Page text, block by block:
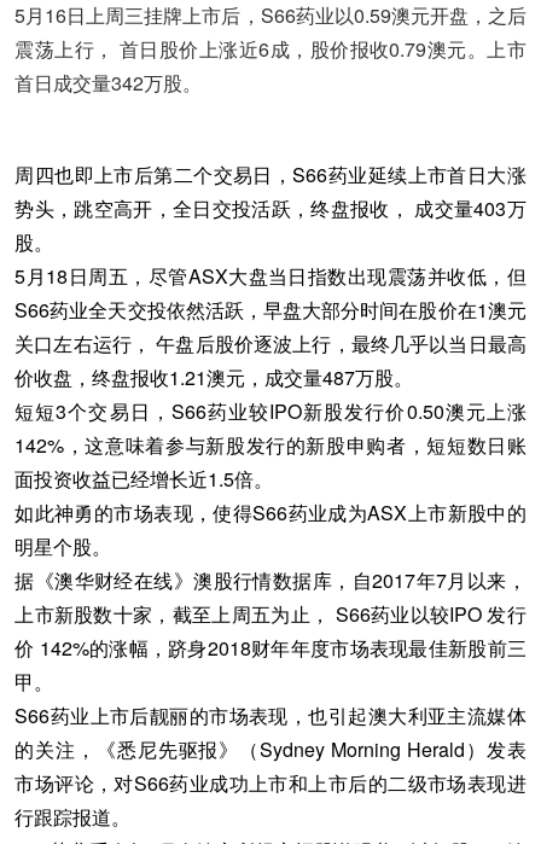
5月16日上周三挂牌上市后，S66药业以0.59澳元开盘，之后
震荡上行， 首日股价上涨近6成，股价报收0.79澳元。上市
首日成交量342万股。
周四也即上市后第二个交易日，S66药业延续上市首日大涨
势头，跳空高开，全日交投活跃，终盘报收， 成交量403万
股。
5月18日周五，尽管ASX大盘当日指数出现震荡并收低，但
S66药业全天交投依然活跃，早盘大部分时间在股价在1澳元
关口左右运行， 午盘后股价逐波上行，最终几乎以当日最高
价收盘，终盘报收1.21澳元，成交量487万股。
短短3个交易日，S66药业较IPO新股发行价0.50澳元上涨
142%，这意味着参与新股发行的新股申购者，短短数日账
面投资收益已经增长近1.5倍。
如此神勇的市场表现，使得S66药业成为ASX上市新股中的
明星个股。
据《澳华财经在线》澳股行情数据库，自2017年7月以来，
上市新股数十家，截至上周五为止， S66药业以较IPO 发行
价 142%的涨幅，跻身2018财年年度市场表现最佳新股前三
甲。
S66药业上市后靓丽的市场表现，也引起澳大利亚主流媒体
的关注，《悉尼先驱报》（Sydney Morning Herald）发表
市场评论，对S66药业成功上市和上市后的二级市场表现进
行跟踪报道。